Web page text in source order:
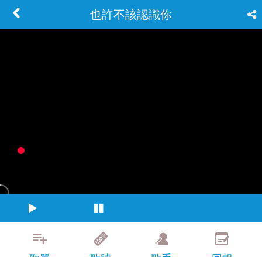
也許不該認識你